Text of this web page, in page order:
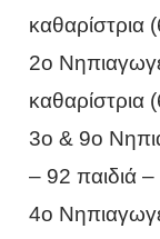
καθαρίστρια
2ο
καθαρίστρια
3ο & 9ο
– 92 παιδιά
4ο